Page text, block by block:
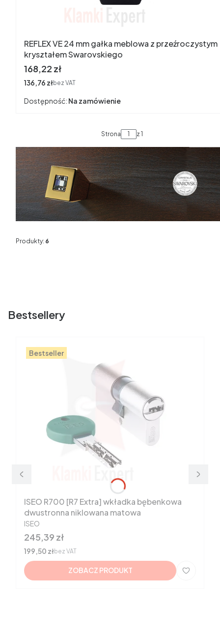
REFLEX VE 24 mm gałka meblowa z przeźroczystym
kryształem Swarovskiego
Cena
168,22 zł
Cena
136,76 złbez VAT
Dostępność: Na zamówienie
Strona z 1
Produkty: 6
Bestsellery
Bestseller
ISEO R700 [R7 Extra] wkładka bębenkowa
dwustronna niklowana matowa
PRODUCENT
ISEO
Cena
245,39 zł
Cena
199,50 złbez VAT
ZOBACZ PRODUKT